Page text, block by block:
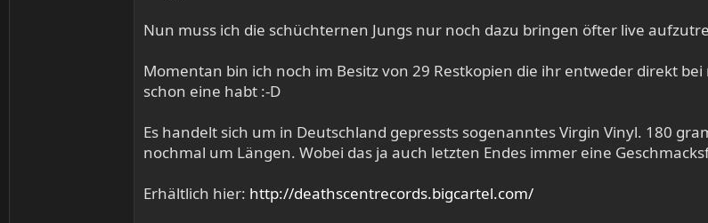
Nun muss ich die schüchternen Jungs nur noch dazu bringen öfter live
Momentan bin ich noch im Besitz von 29 Restkopien die ihr entweder direkt
schon eine habt :-D
Es handelt sich um in Deutschland gepressts sogenanntes Virgin Vinyl. 180
nochmal um Längen. Wobei das ja auch letzten Endes immer eine
Erhältlich hier: http://deathscentrecords.bigcartel.com/